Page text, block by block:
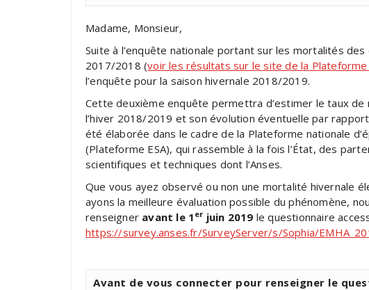
Madame, Monsieur,
Suite à l’enquête nationale portant sur les mortalités des
2017/2018 (voir les résultats sur le site de la Plateforme
l’enquête pour la saison hivernale 2018/2019.
Cette deuxième enquête permettra d’estimer le taux de
l’hiver 2018/2019 et son évolution éventuelle par
été élaborée dans le cadre de la Plateforme nationale
(Plateforme ESA), qui rassemble à la fois l’État, des
scientifiques et techniques dont l’Anses.
Que vous ayez observé ou non une mortalité hivernale
ayons la meilleure évaluation possible du phénomène,
renseigner avant le 1 er juin 2019 le questionnaire
https://survey.anses.fr/SurveyServer/s/Sophia/
Avant de vous connecter pour renseigner le